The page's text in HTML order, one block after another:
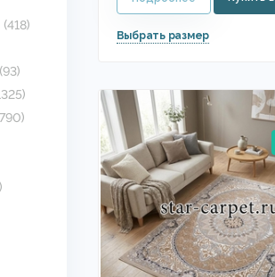
(17)
(418)
(93)